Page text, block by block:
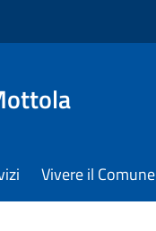
Vivere il Comune